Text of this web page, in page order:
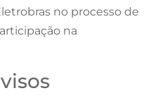
no processo de
na